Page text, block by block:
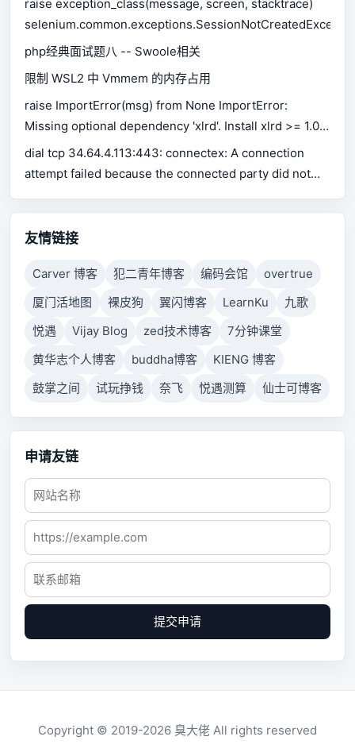
raise exception_class(message, screen, stacktrace)
php经典面试题八 -- Swoole相关
限制 WSL2 中 Vmmem 的内存占用
raise ImportError(msg) from None ImportError:
Missing optional dependency 'xlrd'. Install xlrd >= 1.0.0
for Excel support Use pip or conda to install xlrd.
dial tcp 34.64.4.113:443: connectex: A connection
attempt failed because the connected party did not
connection failed because connected host has failed
to respond.
友情链接
Carver 博客 犯二青年博客 编码会馆
overtrue
厦门活地图
裸皮狗 翼闪博客 LearnKu
九歌
悦遇
Vijay Blog zed技术博客
7分钟课堂
黄华志个人博客
buddha博客
KIENG 博客
鼓掌之间
试玩挣钱 奈飞 悦遇测算 仙士可博客
申请友链
提交申请
Copyright © 2019-2026 臭大佬 All rights reserved